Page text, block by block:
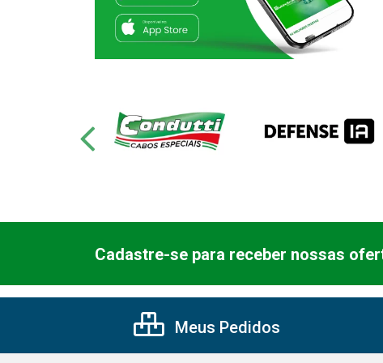
Cadastre-se para receber nossas
Meus Pedidos